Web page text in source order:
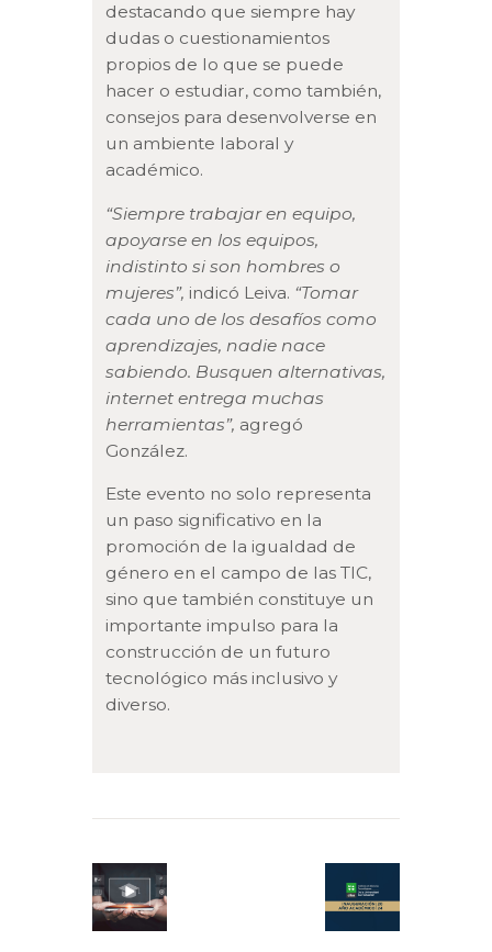
destacando que siempre hay
dudas o cuestionamientos
propios de lo que se puede
hacer o estudiar, como también,
consejos para desenvolverse en
un ambiente laboral y
académico.
“Siempre trabajar en equipo,
apoyarse en los equipos,
indistinto si son hombres o
mujeres”, indicó Leiva. “Tomar
cada uno de los desafíos como
aprendizajes, nadie nace
sabiendo. Busquen alternativas,
internet entrega muchas
herramientas”, agregó
González.
Este evento no solo representa
un paso significativo en la
promoción de la igualdad de
género en el campo de las TIC,
sino que también constituye un
importante impulso para la
construcción de un futuro
tecnológico más inclusivo y
diverso.
de
entradas
Previous
post: